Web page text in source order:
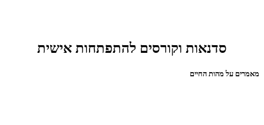
סדנאות וקורסים להתפתחות אישית
מאמרים על מהות החיים